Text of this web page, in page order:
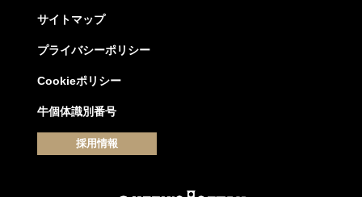
サイトマップ
プライバシーポリシー
Cookieポリシー
牛個体識別番号
採用情報